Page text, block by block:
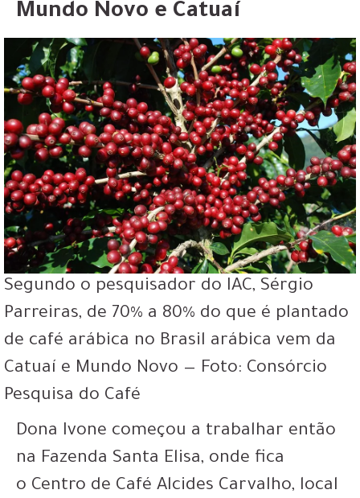
Mundo Novo e Catuaí
Segundo o pesquisador do IAC, Sérgio
Parreiras, de 70% a 80% do que é plantado
de café arábica no Brasil arábica vem da
Catuaí e Mundo Novo — Foto: Consórcio
Pesquisa do Café
Dona Ivone começou a trabalhar então
na Fazenda Santa Elisa, onde fica
o Centro de Café Alcides Carvalho, local